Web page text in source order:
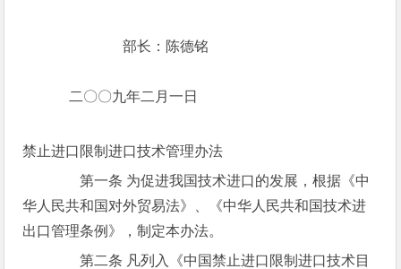
部长：陈德铭
二〇〇九年二月一日
禁止进口限制进口技术管理办法
第一条 为促进我国技术进口的发展，根据《中
华人民共和国对外贸易法》、《中华人民共和国技术进
出口管理条例》，制定本办法。
第二条 凡列入《中国禁止进口限制进口技术目